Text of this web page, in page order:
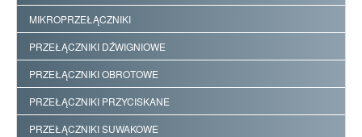
MIKROPRZEŁĄCZNIKI
PRZEŁĄCZNIKI DŹWIGNIOWE
PRZEŁĄCZNIKI OBROTOWE
PRZEŁĄCZNIKI PRZYCISKANE
PRZEŁĄCZNIKI SUWAKOWE